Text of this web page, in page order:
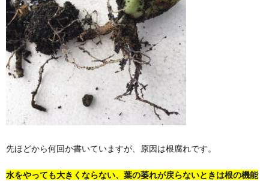
先ほどから何回か書いていますが、原因は根腐れです。
水をやっても大きくならない、葉の萎れが戻らないときは根の機能